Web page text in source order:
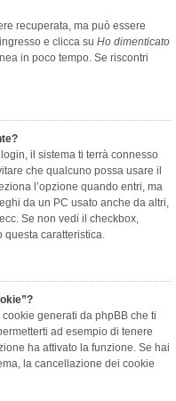
recuperata, ma può essere
e clicca su Ho dimenticato
in poco tempo. Se riscontri
il sistema ti terrà connesso
che qualcuno possa usare il
l’opzione quando entri, ma
da un PC usato anche da altri,
Se non vedi il checkbox,
questa caratteristica.
generati da phpBB che ti
ad esempio di tenere
ha attivato la funzione. Se hai
la cancellazione dei cookie